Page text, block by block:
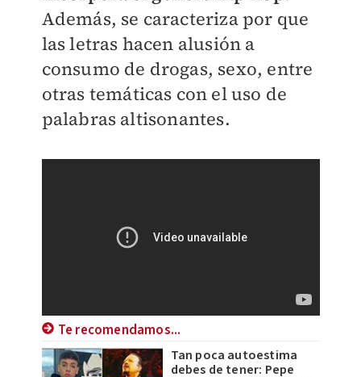
Además, se caracteriza por que
las letras hacen alusión a
consumo de drogas, sexo, entre
otras temáticas con el uso de
palabras altisonantes.
Te recomendamos...
Tan poca autoestima
debes de tener: Pepe